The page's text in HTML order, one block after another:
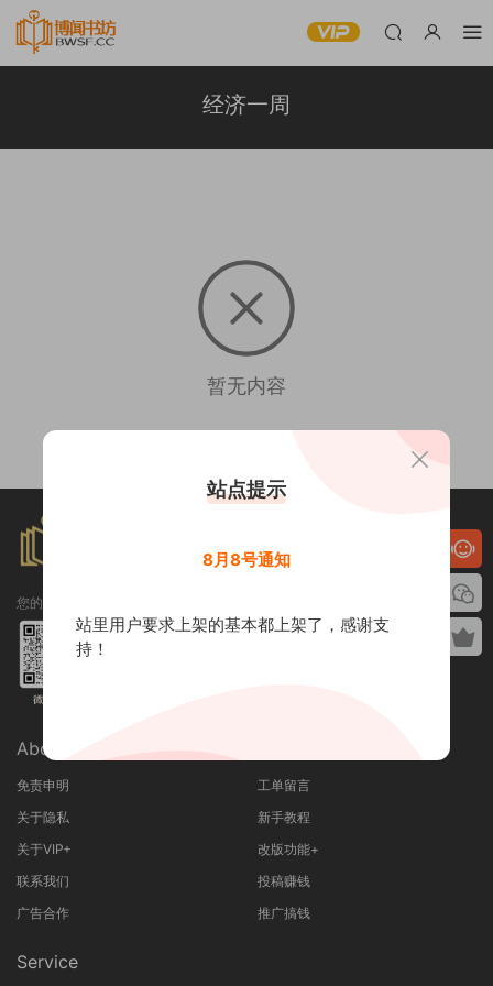
经济一周
暂无内容
您的专属订制阅读库！
About Us
免责申明
关于隐私
关于VIP+
联系我们
广告合作
工单留言
新手教程
改版功能+
投稿赚钱
推广搞钱
Service
站点提示
8月8号通知
站里用户要求上架的基本都上架了，感谢支
持！